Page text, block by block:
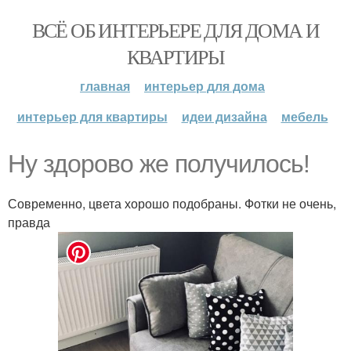
ВСЁ ОБ ИНТЕРЬЕРЕ ДЛЯ ДОМА И
КВАРТИРЫ
главная
интерьер для дома
интерьер для квартиры
идеи дизайна мебель
Ну здорово же получилось!
Современно, цвета хорошо подобраны. Фотки не очень,
правда